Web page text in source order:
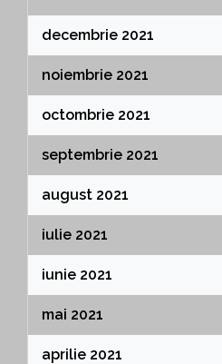
decembrie 2021
noiembrie 2021
octombrie 2021
septembrie 2021
august 2021
iulie 2021
iunie 2021
mai 2021
aprilie 2021